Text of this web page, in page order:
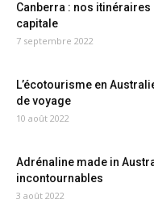
Canberra : nos itinéraires
capitale
7 septembre 2022
L’écotourisme en
de voyage
10 août 2022
Adrénaline made in
incontournables
3 août 2022